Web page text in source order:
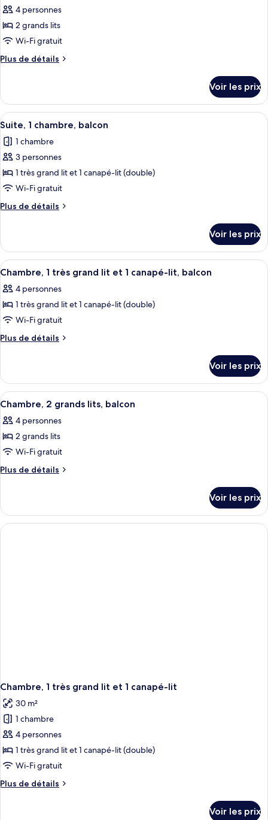
Accessible,
Tub)
2
lits
(Mobility
Tub)
photos
pour
ce
type
de
Chambre,
grands
lits
(Hearing
Accessible)
4 personnes
2 grands lits
Wi-Fi gratuit
Plus de détails
Plus
le
type
de
Chambre,
2
lits
(Hearing
Voir les prix
Afficher
toutes
les
photos
pour
ce
type
de
Suite,
chambre,
balcon
Une chambre d’hôtel moderne
6
Suite, 1 chambre, balcon
1 chambre
3 personnes
1 très grand lit et 1 canapé-lit (double)
Wi-Fi gratuit
Plus de détails
Plus
le
type
de
Suite,
balcon
Voir les prix
Afficher
toutes
les
photos
pour
ce
chambre :
Chambre,
1
très
grand
lit
et
1
balcon
Une chambre d’hôtel avec un
4
Chambre, 1 très grand lit et 1 canapé-lit, balcon
4 personnes
1 très grand lit et 1 canapé-lit (double)
Wi-Fi gratuit
Plus de détails
Plus
le
type
de
Chambre,
grand
lit
et
lit,
balcon
Voir les prix
Afficher
toutes
les
photos
pour
ce
chambre :
Chambre,
2
Une chambre d’hôtel avec deux lits,
4
Chambre, 2 grands lits, balcon
4 personnes
2 grands lits
Wi-Fi gratuit
Plus de détails
Plus
le
type
de
Voir les prix
Chambre, 1 très grand lit et 1 canapé-lit
30 m²
1 chambre
4 personnes
1 très grand lit et 1 canapé-lit (double)
Wi-Fi gratuit
Plus de détails
Plus
Voir les prix